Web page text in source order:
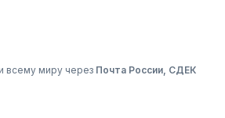
всему миру через Почта России, СДЕК